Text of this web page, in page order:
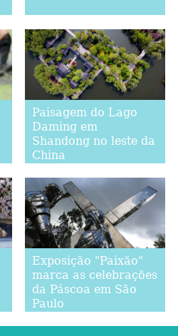
Paisagem do Lago
Daming em
Shandong no leste da
China
Exposição "Paixão"
marca as celebrações
da Páscoa em São
Paulo